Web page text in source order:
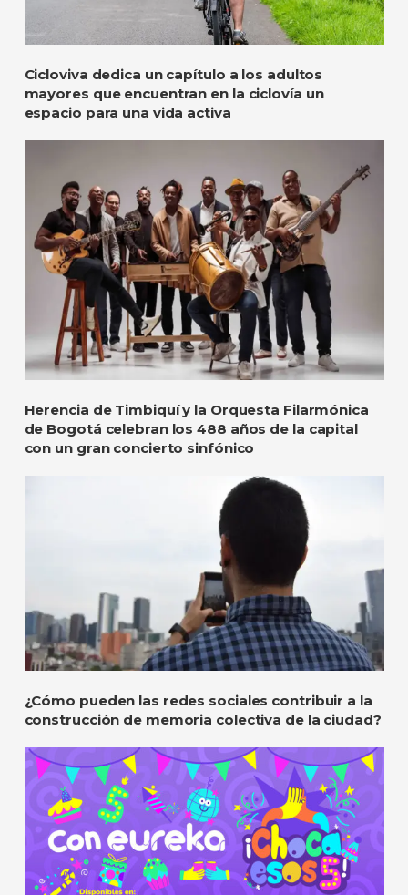
Cicloviva dedica un capítulo a los adultos
mayores que encuentran en la ciclovía un
espacio para una vida activa
Herencia de Timbiquí y la Orquesta Filarmónica
de Bogotá celebran los 488 años de la capital
con un gran concierto sinfónico
¿Cómo pueden las redes sociales contribuir a la
construcción de memoria colectiva de la ciudad?